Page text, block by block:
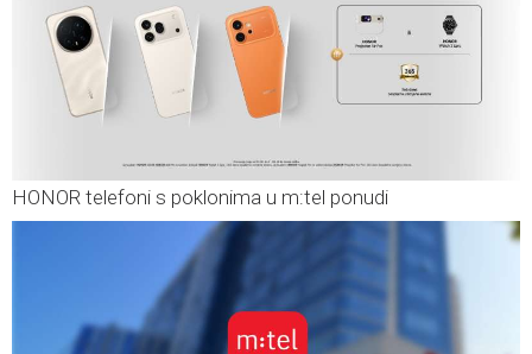
HONOR telefoni s poklonima u m:tel ponudi